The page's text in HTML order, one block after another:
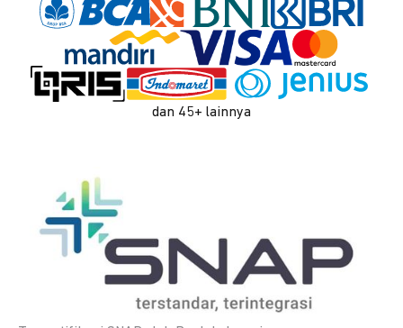
dan 45+ lainnya